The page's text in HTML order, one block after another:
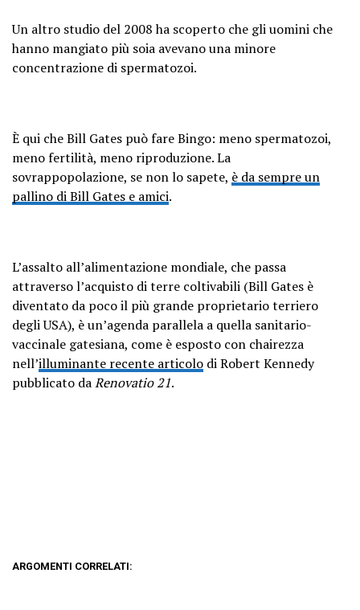
Un altro studio del 2008 ha scoperto che gli uomini che
hanno mangiato più soia avevano una minore
concentrazione di spermatozoi.
È qui che Bill Gates può fare Bingo: meno spermatozoi,
meno fertilità, meno riproduzione. La
sovrappopolazione, se non lo sapete, è da sempre un
pallino di Bill Gates e amici.
L’assalto all’alimentazione mondiale, che passa
attraverso l’acquisto di terre coltivabili (Bill Gates è
diventato da poco il più grande proprietario terriero
degli USA), è un’agenda parallela a quella sanitario-
vaccinale gatesiana, come è esposto con chairezza
nell’illuminante recente articolo di Robert Kennedy
pubblicato daRenovatio 21.
ARGOMENTI CORRELATI: